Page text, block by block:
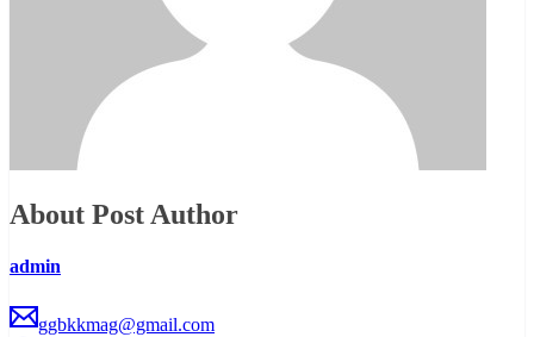
About Post Author
admin
ggbkkmag@gmail.com